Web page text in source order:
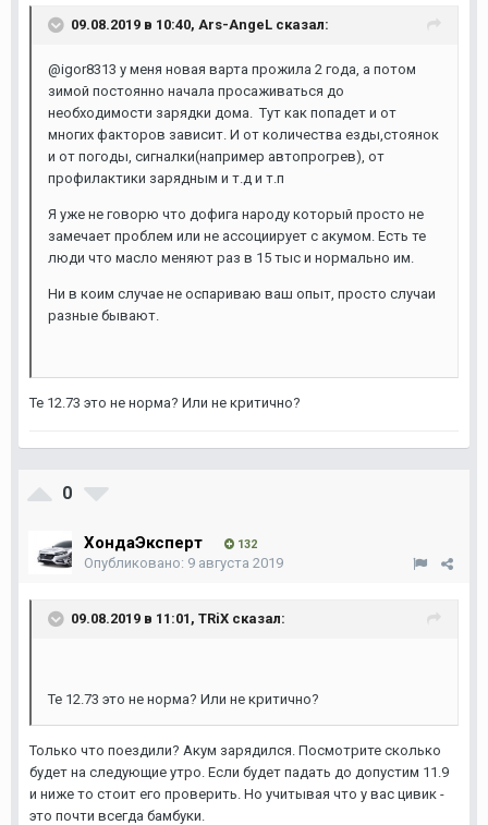
09.08.2019 в 10:40, Ars-AngeL сказал:
@igor8313 у меня новая варта прожила 2 года, а потом
зимой постоянно начала просаживаться до
необходимости зарядки дома. Тут как попадет и от
многих факторов зависит. И от количества езды,стоянок
и от погоды, сигналки(например автопрогрев), от
профилактики зарядным и т.д и т.п
Я уже не говорю что дофига народу который просто не
замечает проблем или не ассоциирует с акумом. Есть те
люди что масло меняют раз в 15 тыс и нормально им.
Ни в коим случае не оспариваю ваш опыт, просто случаи
разные бывают.
Те 12.73 это не норма? Или не критично?
0
ХондаЭксперт 132
Опубликовано: 9 августа 2019
09.08.2019 в 11:01, TRiX сказал:
Те 12.73 это не норма? Или не критично?
Только что поездили? Акум зарядился. Посмотрите сколько
будет на следующие утро. Если будет падать до допустим 11.9
и ниже то стоит его проверить. Но учитывая что у вас цивик -
это почти всегда бамбуки.